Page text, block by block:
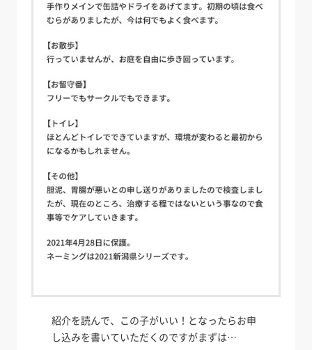
紹介を読んで、この子がいい！となったらお申
し込みを書いていただくのですがまずは…